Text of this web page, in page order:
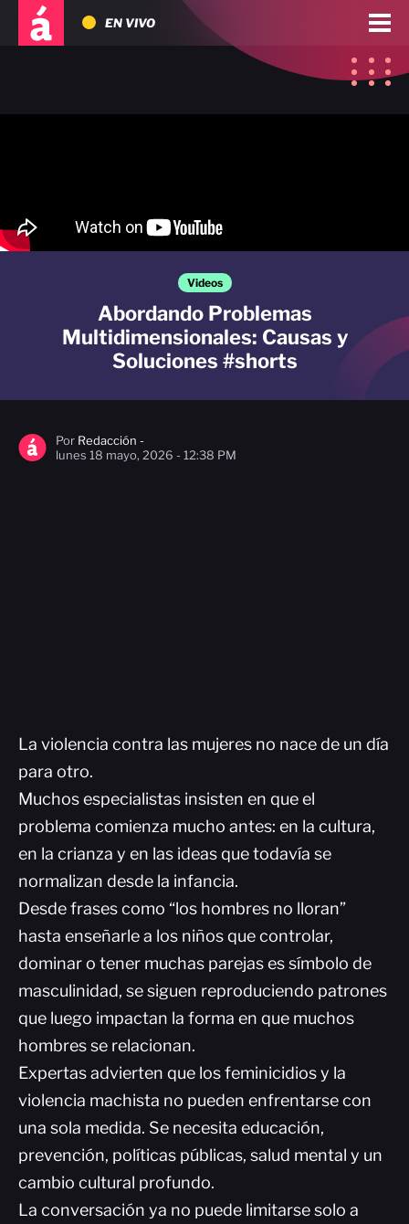
EN VIVO
Videos
Abordando Problemas
Multidimensionales: Causas y
Soluciones #shorts
Por Redacción -
lunes 18 mayo, 2026 - 12:38 PM
La violencia contra las mujeres no nace de un día
para otro.
Muchos especialistas insisten en que el
problema comienza mucho antes: en la cultura,
en la crianza y en las ideas que todavía se
normalizan desde la infancia.
Desde frases como “los hombres no lloran”
hasta enseñarle a los niños que controlar,
dominar o tener muchas parejas es símbolo de
masculinidad, se siguen reproduciendo patrones
que luego impactan la forma en que muchos
hombres se relacionan.
Expertas advierten que los feminicidios y la
violencia machista no pueden enfrentarse con
una sola medida. Se necesita educación,
prevención, políticas públicas, salud mental y un
cambio cultural profundo.
La conversación ya no puede limitarse solo a